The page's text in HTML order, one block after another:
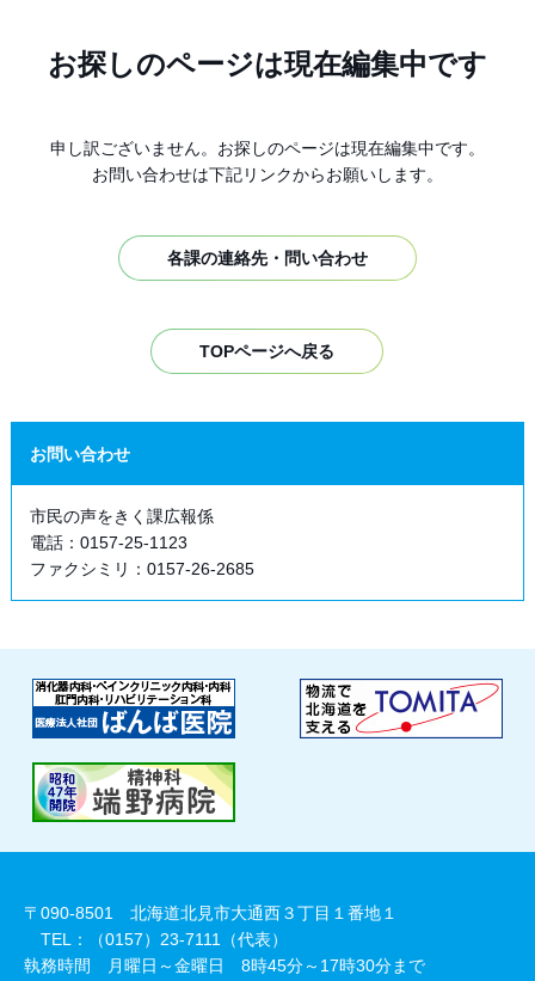
お探しのページは現在編集中です
申し訳ございません。お探しのページは現在編集中です。
お問い合わせは下記リンクからお願いします。
各課の連絡先・問い合わせ
TOPページへ戻る
お問い合わせ
市民の声をきく課広報係
電話：0157-25-1123
ファクシミリ：0157-26-2685
〒090-8501 北海道北見市大通西３丁目１番地１
TEL：（0157）23-7111（代表）
執務時間 月曜日～金曜日 8時45分～17時30分まで